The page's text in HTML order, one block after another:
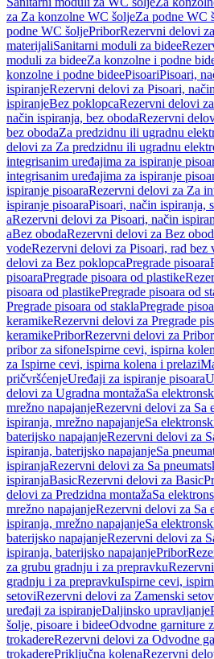
za Za konzolne WC šoljeZa podne WC
podne WC šoljePriborRezervni delovi
materijaliSanitarni moduli za bidee
moduli za bideeZa konzolne i podne
konzolne i podne bideePisoariPisoari,
ispiranjeRezervni delovi za Pisoari,
ispiranjeBez poklopcaRezervni delovi
način ispiranja, bez obodaRezervni
bez obodaZa predzidnu ili ugradnu
delovi za Za predzidnu ili ugradnu
integrisanim uređajima za ispiranje
integrisanim uređajima za ispiranje
ispiranje pisoaraRezervni delovi za Za
ispiranje pisoaraPisoari, način ispiranja,
aRezervni delovi za Pisoari, način
aBez obodaRezervni delovi za Bez
vodeRezervni delovi za Pisoari, rad bez
delovi za Bez poklopcaPregrade pisoara
pisoaraPregrade pisoara od plastike
pisoara od plastikePregrade pisoara od
Pregrade pisoara od staklaPregrade
keramikeRezervni delovi za Pregrade
keramikePriborRezervni delovi za Pribor
pribor za sifoneIspirne cevi, ispirna
za Ispirne cevi, ispirna kolena i prelazi
pričvršćenjeUređaji za ispiranje pisoara
delovi za Ugradna montažaSa
mrežno napajanjeRezervni delovi za Sa
ispiranja, mrežno napajanjeSa
baterijsko napajanjeRezervni delovi za
ispiranja, baterijsko napajanjeSa
ispiranjaRezervni delovi za Sa
ispiranjaBasicRezervni delovi za Basic
delovi za Predzidna montažaSa
mrežno napajanjeRezervni delovi za Sa
ispiranja, mrežno napajanjeSa
baterijsko napajanjeRezervni delovi za
ispiranja, baterijsko napajanjePribor
za grubu gradnju i za prepravku
gradnju i za prepravkuIspirne cevi,
setoviRezervni delovi za Zamenski
uređaji za ispiranjeDaljinsko upravljanje
šolje, pisoare i bideeOdvodne garniture
trokadereRezervni delovi za Odvodne
trokaderePriključna kolenaRezervni